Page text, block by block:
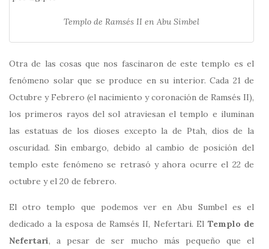
Templo de Ramsés II en Abu Simbel
Otra de las cosas que nos fascinaron de este templo es el
fenómeno solar que se produce en su interior. Cada 21 de
Octubre y Febrero (el nacimiento y coronación de Ramsés II),
los primeros rayos del sol atraviesan el templo e iluminan
las estatuas de los dioses excepto la de Ptah, dios de la
oscuridad. Sin embargo, debido al cambio de posición del
templo este fenómeno se retrasó y ahora ocurre el 22 de
octubre y el 20 de febrero.
El otro templo que podemos ver en Abu Sumbel es el
dedicado a la esposa de Ramsés II, Nefertari. El Templo de
Nefertari, a pesar de ser mucho más pequeño que el